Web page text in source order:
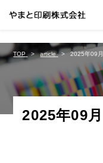
TOP article 2025年09月
2025年09月